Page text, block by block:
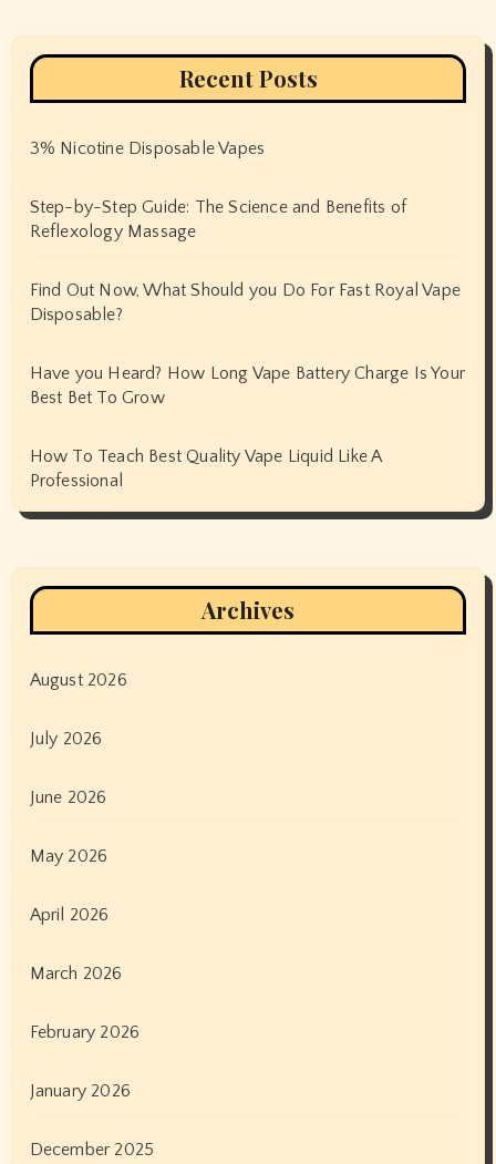
Recent Posts
3% Nicotine Disposable Vapes
Step-by-Step Guide: The Science and Benefits of
Reflexology Massage
Find Out Now, What Should you Do For Fast Royal Vape
Disposable?
Have you Heard? How Long Vape Battery Charge Is Your
Best Bet To Grow
How To Teach Best Quality Vape Liquid Like A
Professional
Archives
August 2026
July 2026
June 2026
May 2026
April 2026
March 2026
February 2026
January 2026
December 2025